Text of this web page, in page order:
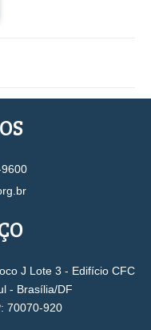
J Lote 3 - Edifício CFC
- Brasília/DF
70070-920